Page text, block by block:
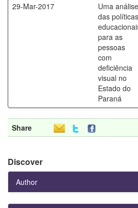
29-Mar-2017
Uma análise
das políticas
para as
pessoas
com
deficiência
visual no
Estado do
Paraná
Share
Discover
Author